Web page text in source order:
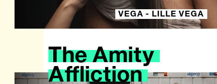
VEGA - LILLE VEGA
TheAmity
Affliction